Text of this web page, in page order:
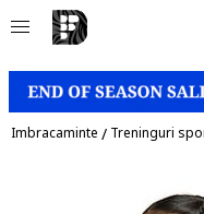
Imbracaminte / Treninguri